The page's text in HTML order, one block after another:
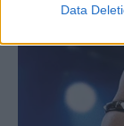
Data